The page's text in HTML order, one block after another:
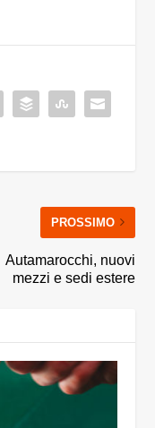
PROSSIMO
Autamarocchi, nuovi
mezzi e sedi estere